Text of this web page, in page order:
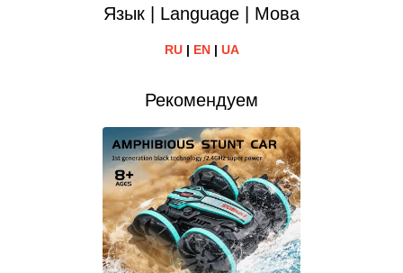
Язык | Language | Мова
RU| EN| UA
Рекомендуем